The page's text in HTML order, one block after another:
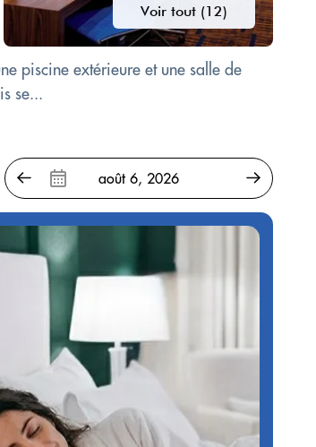
Voir tout (12)
piscine extérieure et une salle de
se...